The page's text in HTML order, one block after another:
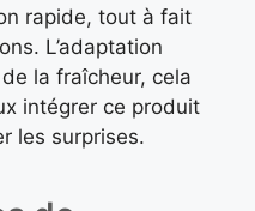
rapide, tout à fait
L’adaptation
la fraîcheur, cela
intégrer ce produit
les surprises.